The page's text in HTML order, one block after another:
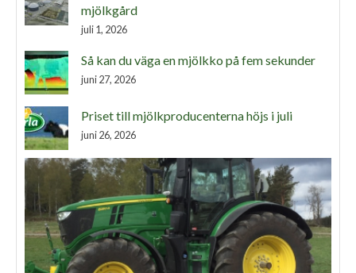
mjölkgård
juli 1, 2026
Så kan du väga en mjölkko på fem sekunder
juni 27, 2026
Priset till mjölkproducenterna höjs i juli
juni 26, 2026